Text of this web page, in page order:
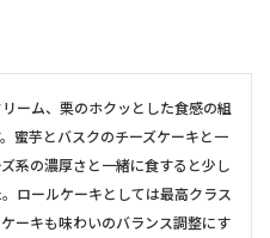
ーム、栗のホクッとした食感の組
蜜芋とバスクのチーズケーキと一
系の濃厚さと一緒に食すると少し
ロールケーキとしては最高クラス
ーキも味わいのバランス調整にす